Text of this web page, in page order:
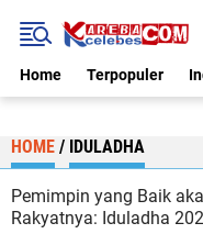
Home Terpopuler
HOME / IDULADHA
Pemimpin yang Baik
Rakyatnya: Iduladha